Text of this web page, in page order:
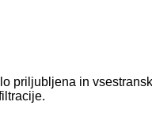
priljubljena in